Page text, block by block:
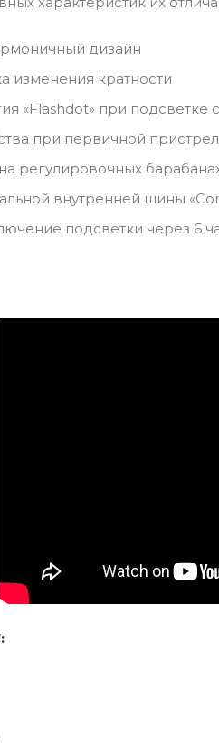
дизайн
изменения кратности
«Flashdot» при подсветке
при первичной
регулировочных
внутренней шины
подсветки через 6